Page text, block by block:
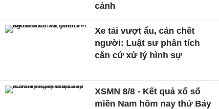
cảnh
Xe tải vượt ẩu, cán chết
người: Luật sư phân tích
căn cứ xử lý hình sự
XSMN 8/8 - Kết quả xổ số
miền Nam hôm nay thứ Bảy